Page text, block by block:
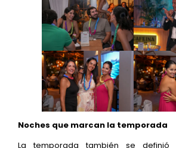
Noches que marcan la temporada
La temporada también se